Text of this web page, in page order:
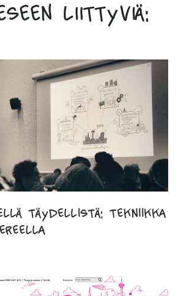
liittyviä:
täydellistä: tekniikka